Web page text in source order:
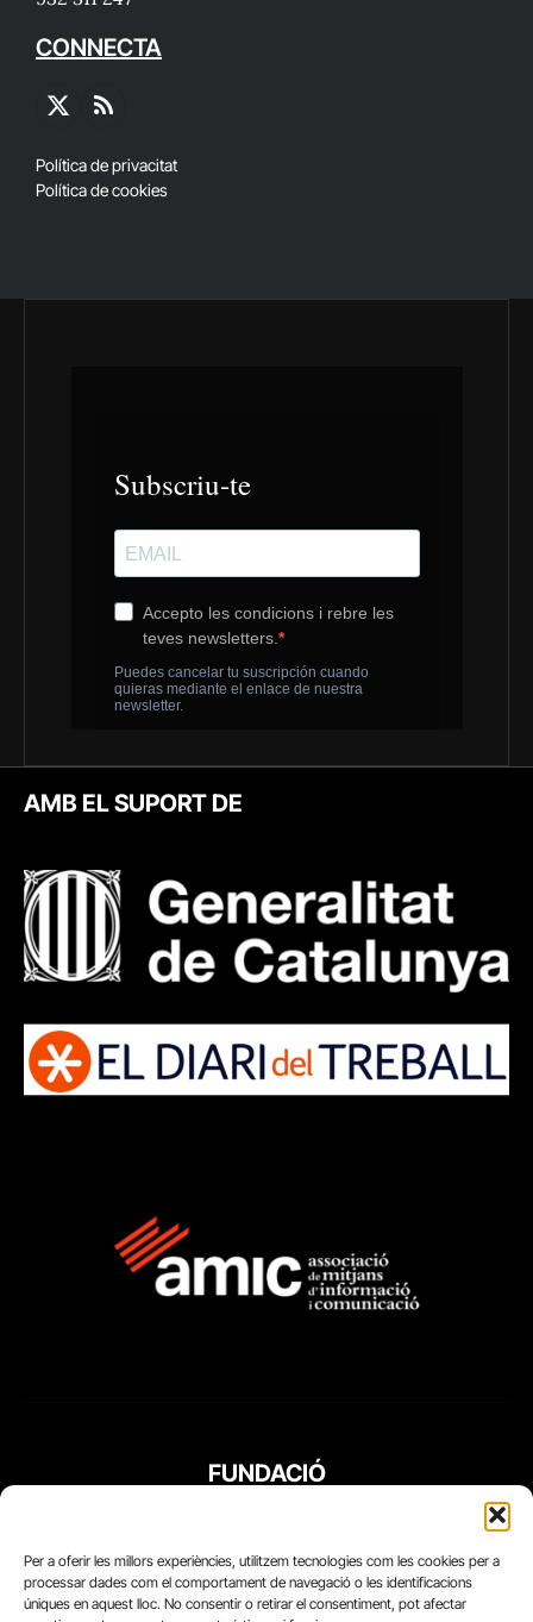
Per a oferir les millors experiències, utilitzem tecnologies com les cookies per a
processar dades com el comportament de navegació o les identificacions
úniques en aquest lloc. No consentir o retirar el consentiment, pot afectar
CONNECTA
X
RSS
Política de privacitat
Política de cookies
AMB EL SUPORT DE
FUNDACIÓ